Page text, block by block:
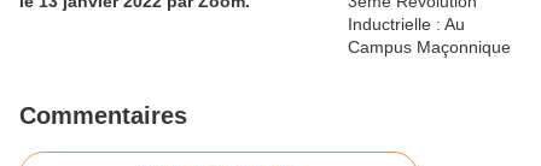
Commentaires